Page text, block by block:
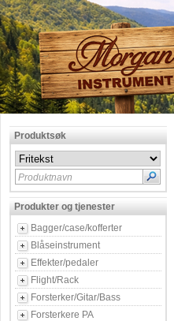
Produktsøk
Produktnavn
Produkter og tjenester
Bagger/case/kofferter
Blåseinstrument
Effekter/pedaler
Flight/Rack
Forsterker/Gitar/Bass
Forsterkere PA